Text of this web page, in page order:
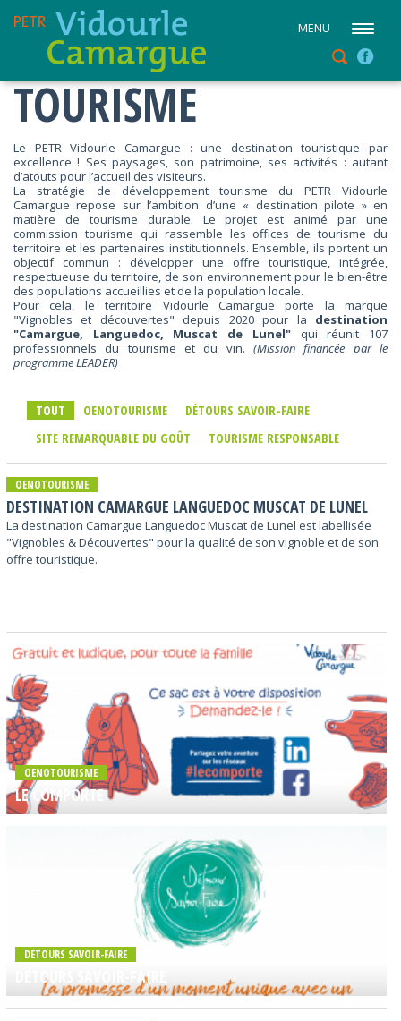
MENU
TOURISME
Le PETR Vidourle Camargue : une destination touristique par
excellence ! Ses paysages, son patrimoine, ses activités : autant
d’atouts pour l’accueil des visiteurs.
La stratégie de développement tourisme du PETR Vidourle
Camargue repose sur l’ambition d’une « destination pilote » en
matière de tourisme durable. Le projet est animé par une
commission tourisme qui rassemble les offices de tourisme du
territoire et les partenaires institutionnels. Ensemble, ils portent un
objectif commun : développer une offre touristique, intégrée,
respectueuse du territoire, de son environnement pour le bien-être
des populations accueillies et de la population locale.
Pour cela, le territoire Vidourle Camargue porte la marque
"Vignobles et découvertes" depuis 2020 pour la destination
"Camargue, Languedoc, Muscat de Lunel"qui réunit 107
professionnels du tourisme et du vin. (Mission financée par le
programme LEADER)
TOUT OENOTOURISME
DÉTOURS SAVOIR-FAIRE
SITE REMARQUABLE DU GOÛT
TOURISME RESPONSABLE
OENOTOURISME
DESTINATION CAMARGUE LANGUEDOC MUSCAT DE LUNEL
La destination Camargue Languedoc Muscat de Lunel est labellisée
"Vignobles & Découvertes" pour la qualité de son vignoble et de son
offre touristique.
OENOTOURISME
LE COMPORTE
DÉTOURS SAVOIR-FAIRE
DETOURS SAVOIR-FAIRE